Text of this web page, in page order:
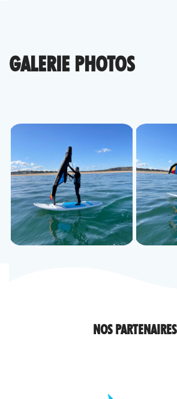
GALERIE PHOTOS
NOS PARTENAIRES